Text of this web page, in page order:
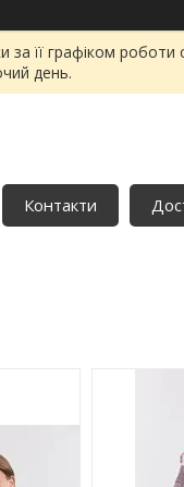
її графіком
день.
Контакти